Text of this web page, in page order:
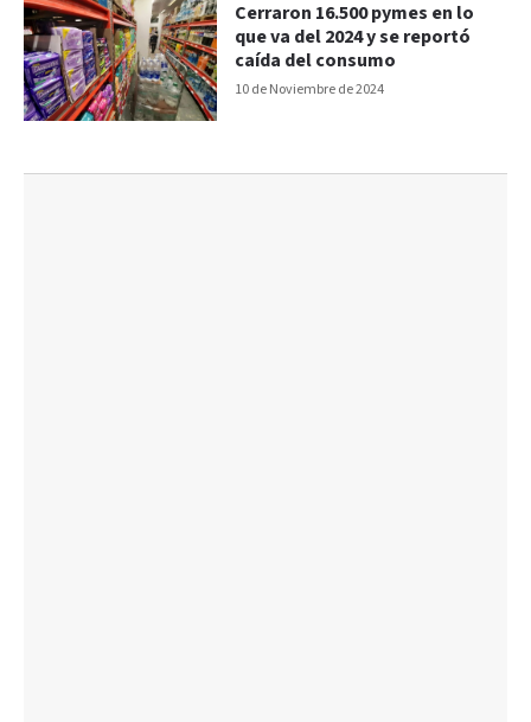
10 de Noviembre de 2024
Cerraron 16.500 pymes en lo
que va del 2024 y se reportó
caída del consumo